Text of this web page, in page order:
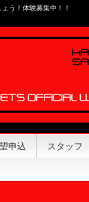
う！体験募集中！！
申込 スタッフ